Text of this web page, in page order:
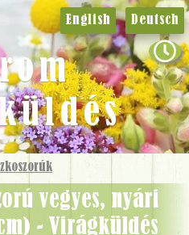
- Virágküldés
English Deutsch